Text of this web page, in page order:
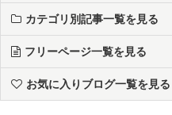
カテゴリ別記事一覧を見る
フリーページ一覧を見る
お気に入りブログ一覧を見る